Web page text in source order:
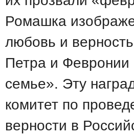
Ромашка
любовь и
Петра и Февронии
семье». Эту
комитет по
верности в